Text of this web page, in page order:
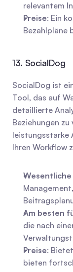
relevantem
Preise: Ein
Bezahlpläne
13. SocialDog
SocialDog ist
Tool, das auf
detaillierte
Beziehungen
leistungsstarke
Ihren Workflow
Am besten
die nach
Preise:
bieten